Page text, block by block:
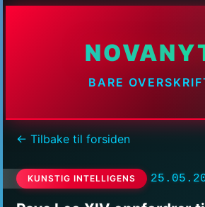
BARE
← Tilbake til forsiden
KUNSTIG INTELLIGENS